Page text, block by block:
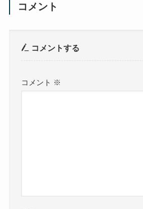
コメント
コメントする
コメント ※